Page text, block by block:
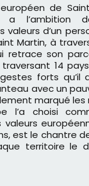
a l’ambition
valeurs d’un
Martin, à
retrace son
traversant 14
forts qu’il
avec un
marqué les
l’a choisi
est le chantre
territoire le